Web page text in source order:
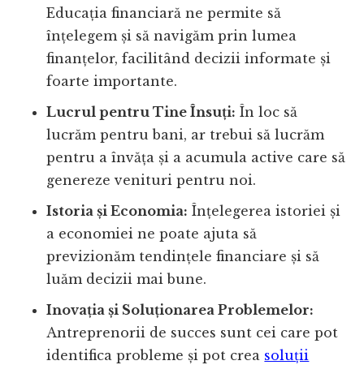
Educația financiară ne permite să
înțelegem și să navigăm prin lumea
finanțelor, facilitând decizii informate și
foarte importante.
Lucrul pentru Tine Însuți: În loc să
lucrăm pentru bani, ar trebui să lucrăm
pentru a învăța și a acumula active care să
genereze venituri pentru noi.
Istoria și Economia: Înțelegerea istoriei și
a economiei ne poate ajuta să
previzionăm tendințele financiare și să
luăm decizii mai bune.
Inovația și Soluționarea Problemelor:
Antreprenorii de succes sunt cei care pot
identifica probleme și pot crea soluții